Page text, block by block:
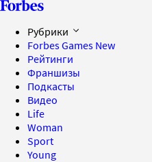
Рубрики
Forbes Games New
Рейтинги
Франшизы
Подкасты
Видео
Life
Woman
Sport
Young